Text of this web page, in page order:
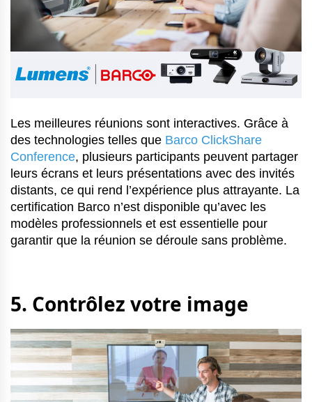
Les meilleures réunions sont interactives. Grâce à
des technologies telles que Barco ClickShare
Conference, plusieurs participants peuvent partager
leurs écrans et leurs présentations avec des invités
distants, ce qui rend l’expérience plus attrayante. La
certification Barco n’est disponible qu’avec les
modèles professionnels et est essentielle pour
garantir que la réunion se déroule sans problème.
5. Contrôlez votre image